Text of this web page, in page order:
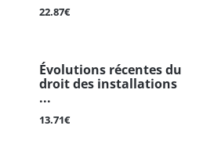
22.87€
Évolutions récentes du
droit des installations
...
13.71€